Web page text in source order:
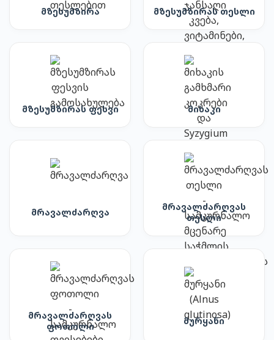
მზესუმზირა მზესუმზირას თესლი
მზესუმზირას ფესვი მიხაკი
მრავალძარღვა
მრავალძარღვას
თესლი
მრავალძარღვას
ფოთოლი
მურყანი